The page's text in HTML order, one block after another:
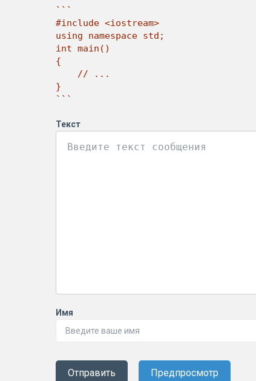
```
#include <iostream>
using namespace std;
int main()
{
}
```
Текст
Имя
Отправить Предпросмотр